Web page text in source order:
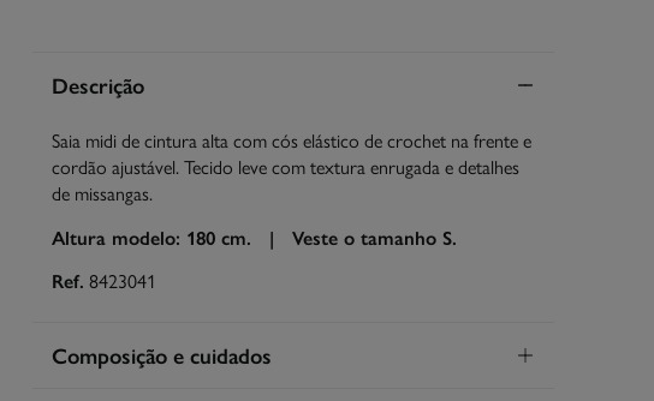
Descrição
Saia midi de cintura alta com cós elástico de crochet na frente e
cordão ajustável. Tecido leve com textura enrugada e detalhes
de missangas.
Altura modelo: 180 cm. | Veste o tamanho S.
Ref. 8423041
Composição e cuidados